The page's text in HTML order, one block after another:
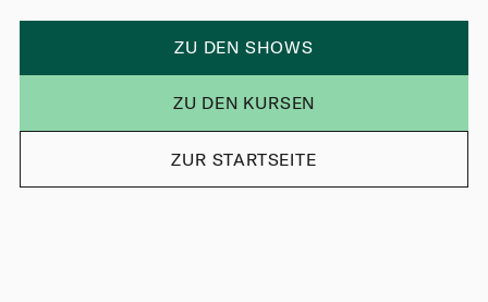
ZU DEN SHOWS
ZU DEN KURSEN
ZUR STARTSEITE